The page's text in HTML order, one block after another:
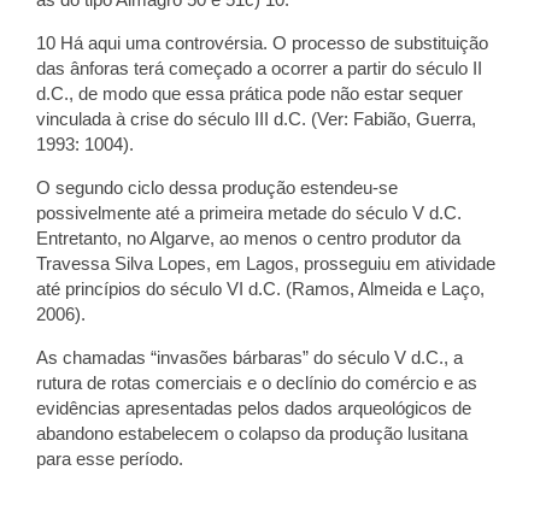
10 Há aqui uma controvérsia. O processo de substituição
das ânforas terá começado a ocorrer a partir do século II
d.C., de modo que essa prática pode não estar sequer
vinculada à crise do século III d.C. (Ver: Fabião, Guerra,
1993: 1004).
O segundo ciclo dessa produção estendeu-se
possivelmente até a primeira metade do século V d.C.
Entretanto, no Algarve, ao menos o centro produtor da
Travessa Silva Lopes, em Lagos, prosseguiu em atividade
até princípios do século VI d.C. (Ramos, Almeida e Laço,
2006).
As chamadas “invasões bárbaras” do século V d.C., a
rutura de rotas comerciais e o declínio do comércio e as
evidências apresentadas pelos dados arqueológicos de
abandono estabelecem o colapso da produção lusitana
para esse período.